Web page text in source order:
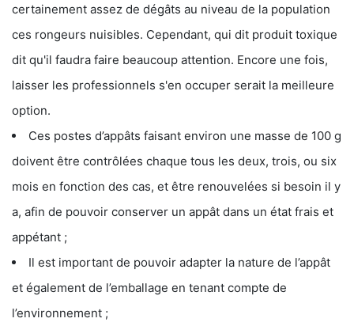
certainement assez de dégâts au niveau de la population
ces rongeurs nuisibles. Cependant, qui dit produit toxique
dit qu'il faudra faire beaucoup attention. Encore une fois,
laisser les professionnels s'en occuper serait la meilleure
option.
Ces postes d’appâts faisant environ une masse de 100 g
doivent être contrôlées chaque tous les deux, trois, ou six
mois en fonction des cas, et être renouvelées si besoin il y
a, afin de pouvoir conserver un appât dans un état frais et
appétant ;
Il est important de pouvoir adapter la nature de l’appât
et également de l’emballage en tenant compte de
l’environnement ;